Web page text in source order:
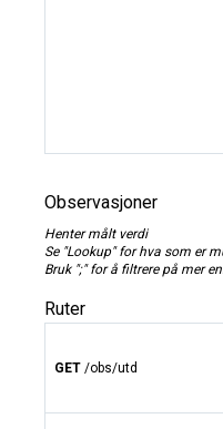
Observasjoner
Henter målt verdi
Se "Lookup" for hva som er
Bruk ";" for å filtrere på mer
Ruter
GET /obs/utd